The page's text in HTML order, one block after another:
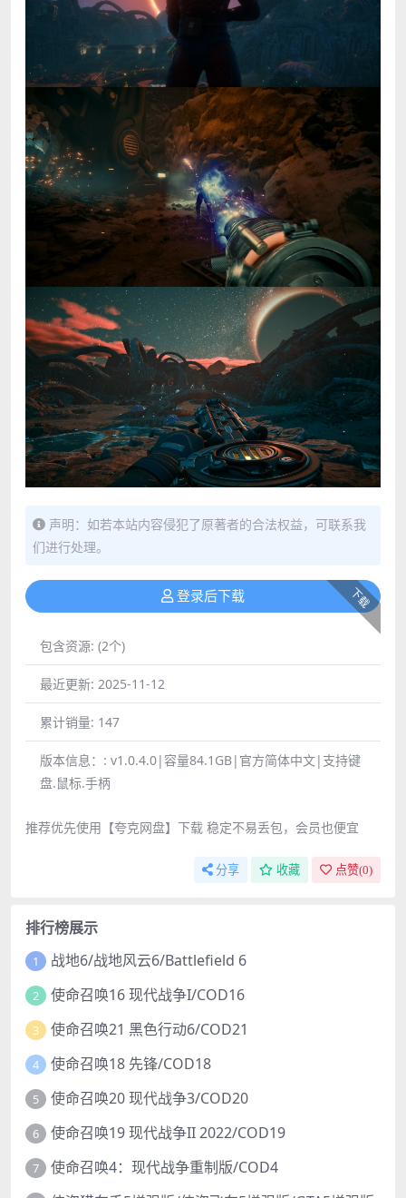
声明：如若本站内容侵犯了原著者的合法权益，可联系我
们进行处理。
下载
登录后下载
包含资源: (2个)
最近更新: 2025-11-12
累计销量: 147
版本信息：: v1.0.4.0|容量84.1GB|官方简体中文|支持键
盘.鼠标.手柄
推荐优先使用【夸克网盘】下载 稳定不易丢包，会员也便宜
分享 收藏 点赞(0)
排行榜展示
1 战地6/战地风云6/Battlefield 6
2 使命召唤16 现代战争I/COD16
3 使命召唤21 黑色行动6/COD21
4 使命召唤18 先锋/COD18
5 使命召唤20 现代战争3/COD20
6 使命召唤19 现代战争II 2022/COD19
7 使命召唤4：现代战争重制版/COD4